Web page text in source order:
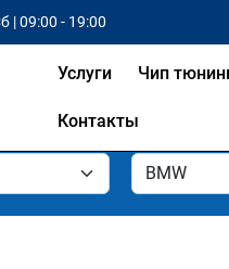
| 09:00 - 19:00
Услуги Чип
Контакты